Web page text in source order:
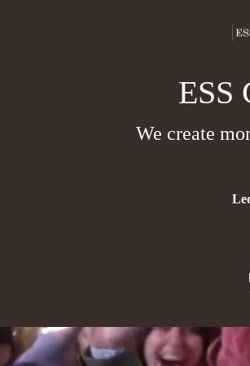
ESS
We create